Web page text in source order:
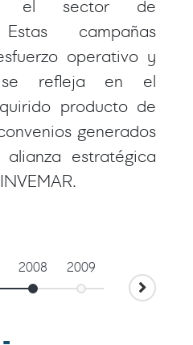
el sector de
campañas
operativo y
se refleja en el
producto de
generados
estratégica
2008 2009